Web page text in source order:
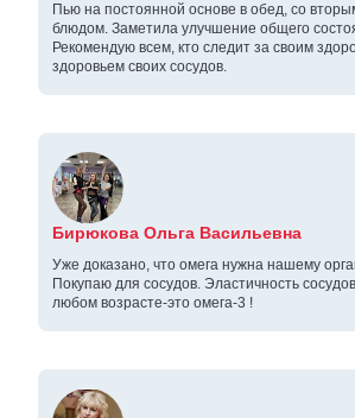
Пью на постоянной основе в обед, со
блюдом. Заметила улучшение общего
Рекомендую всем, кто следит за своим
здоровьем своих сосудов.
Бирюкова Ольга Васильевна
Уже доказано, что омега нужна нашему
Покупаю для сосудов. Эластичность
любом возрасте-это омега-3 !